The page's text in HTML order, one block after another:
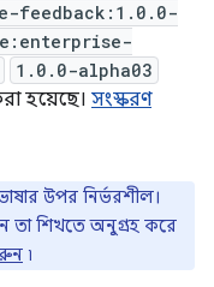
feedback:1.0.0-
1.0.0-alpha03
হয়েছে। সংস্করণ
উপর নির্ভরশীল।
তা শিখতে অনুগ্রহ করে
৷